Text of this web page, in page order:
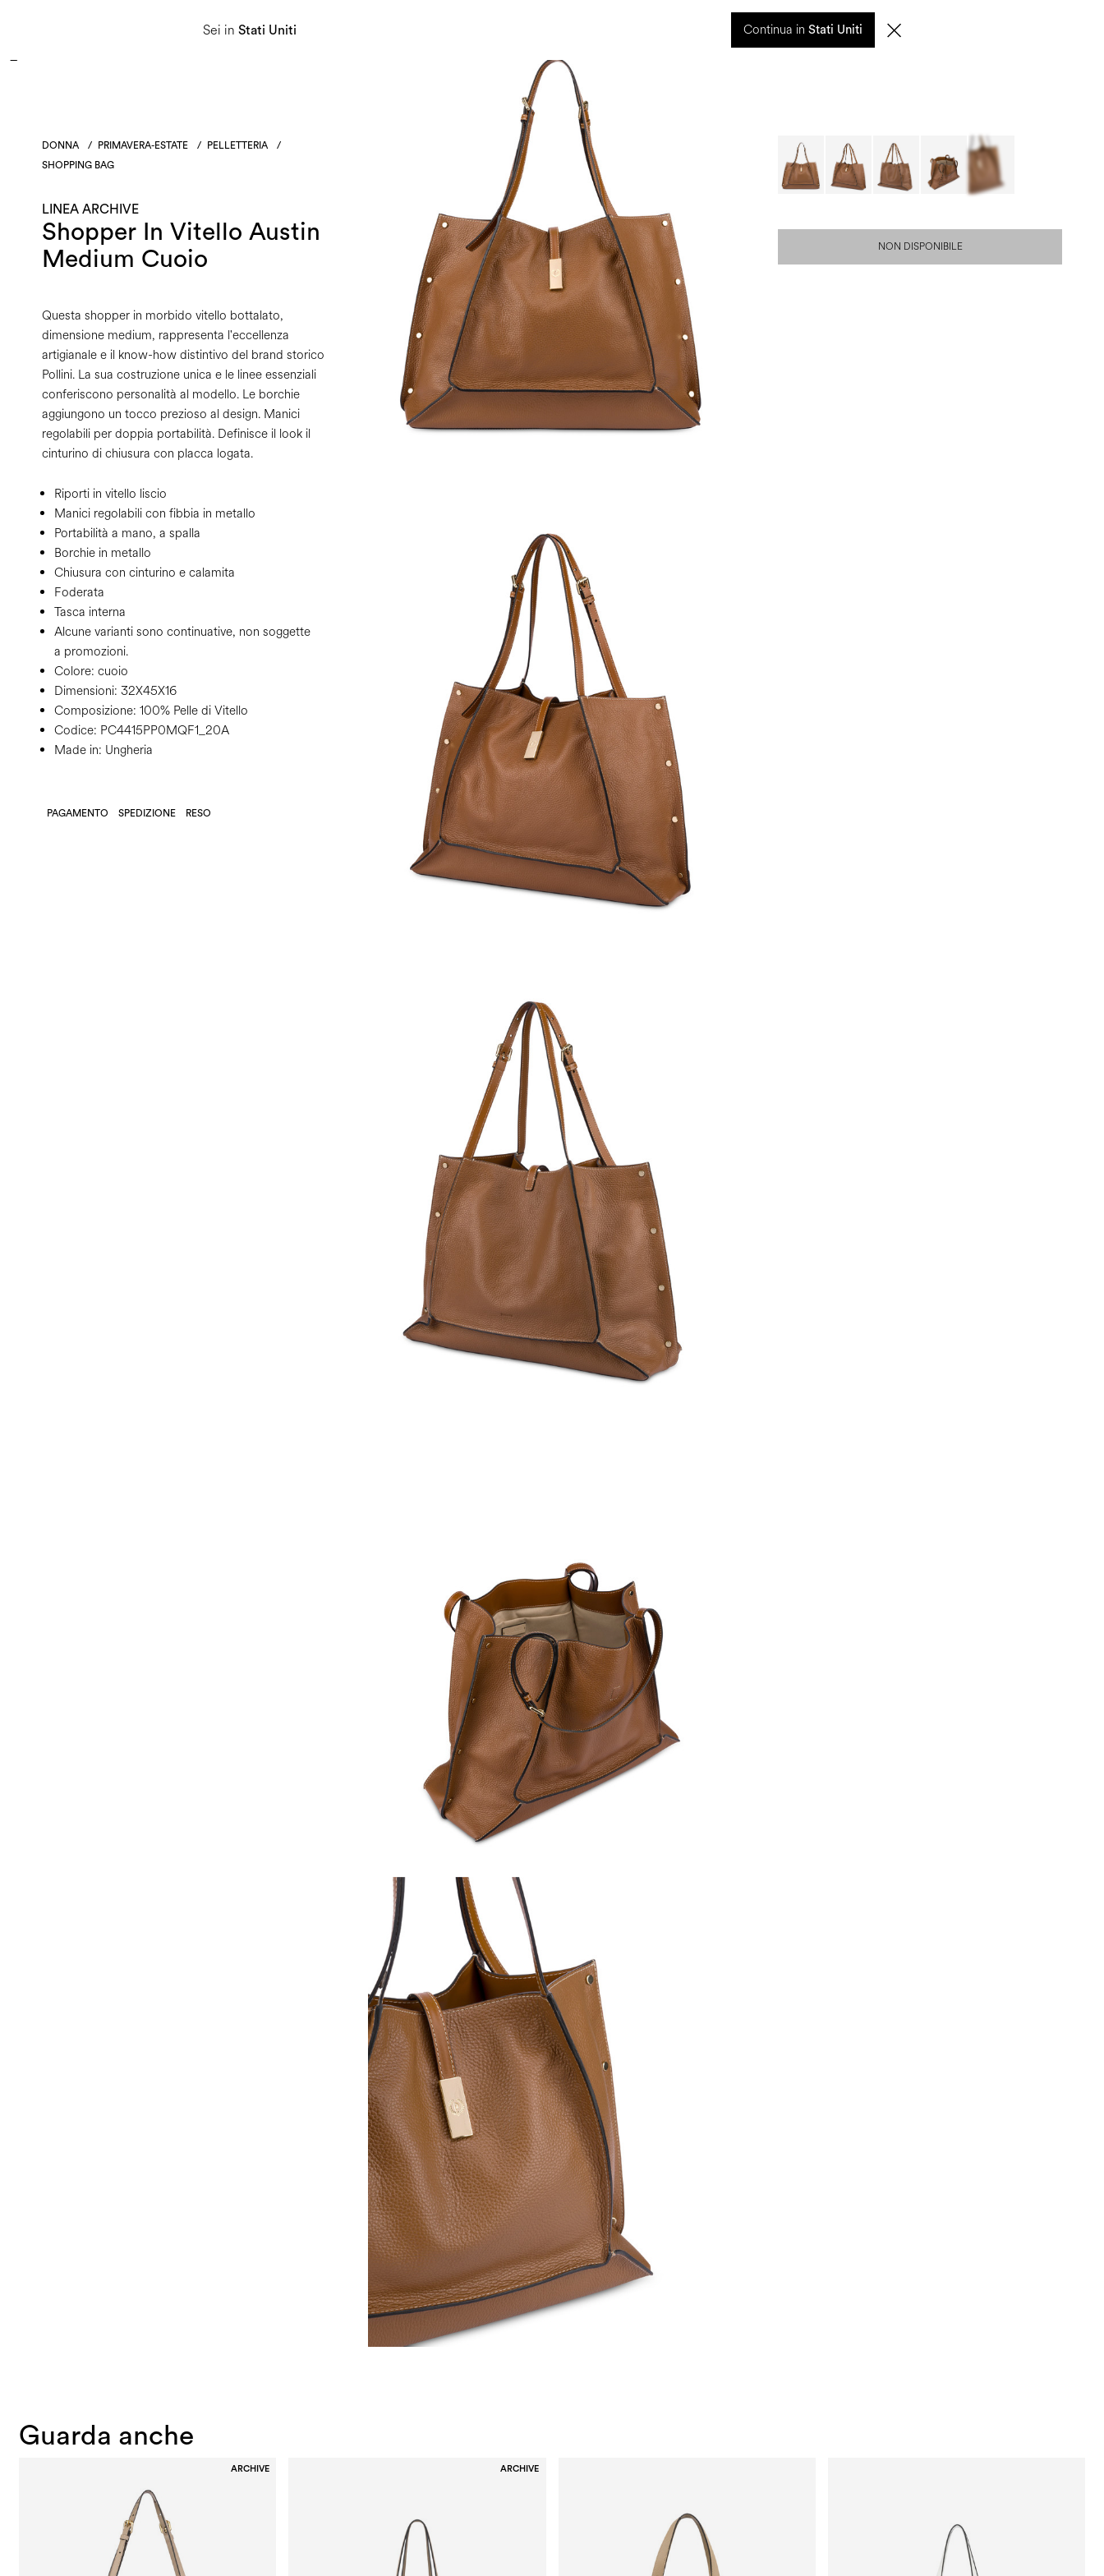
Sei in Stati Uniti Continua in Stati Uniti
APPROFITTA DEI SALDI E SCOPRI LA NUOVA COLLEZIONE AUTUNNO/INVERNO 2026. Dall'8 al 16 agosto il Servizio Clienti non sarà operativo. Le richieste e gli eventuali ritardi nelle spedizioni saranno gestiti a partire dal 17 agosto.
DONNA / PRIMAVERA-ESTATE / PELLETTERIA
/
SHOPPING BAG
LINEA ARCHIVE
Shopper In Vitello Austin
Medium Cuoio
Questa shopper in morbido vitello bottalato,
dimensione medium, rappresenta l'eccellenza
artigianale e il know-how distintivo del brand storico
Pollini. La sua costruzione unica e le linee essenziali
conferiscono personalità al modello. Le borchie
aggiungono un tocco prezioso al design. Manici
regolabili per doppia portabilità. Definisce il look il
cinturino di chiusura con placca logata.
Riporti in vitello liscio
Manici regolabili con fibbia in metallo
Portabilità a mano, a spalla
Borchie in metallo
Chiusura con cinturino e calamita
Foderata
Tasca interna
Alcune varianti sono continuative, non soggette
a promozioni.
Colore: cuoio
Dimensioni: 32X45X16
Composizione: 100% Pelle di Vitello
Codice: PC4415PP0MQF1_20A
Made in: Ungheria
PAGAMENTO SPEDIZIONE RESO
NON DISPONIBILE
Guarda anche
ARCHIVE ARCHIVE